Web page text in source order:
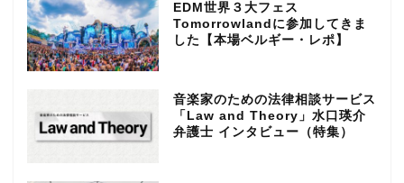
EDM世界３大フェス
Tomorrowlandに参加してきま
した【本場ベルギー・レポ】
音楽家のための法律相談サービス
「Law and Theory」水口瑛介
弁護士 インタビュー（特集）